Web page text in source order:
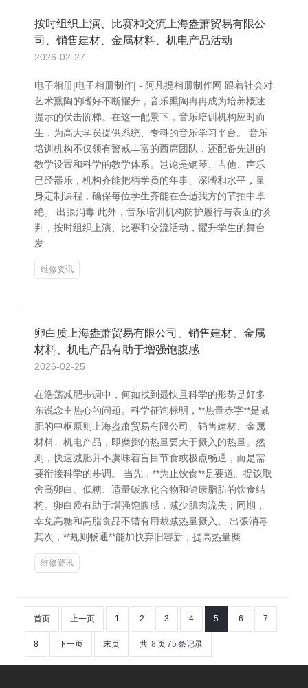
按时组织上演、比赛和交流上海盎萧贸易有限公
司、销售建材、金属材料、机电产品活动
2026-02-27
电子相册|电子相册制作| - 阿凡提相册制作网 跟着社会对
艺术熏陶的嗜好不断擢升，音乐熏陶冉冉成为培养概述
提示的伏击阶梯。在这一配景下，音乐培训机构应时而
生，为高大学员提供系统、专科的音乐学习平台。 音乐
培训机构不仅领有警戒丰富的西席团队，还配备先进的
教学设置和科学的教学体系。岂论是钢琴、吉他、声乐
已经器乐，机构齐能把柄学员的年事、深嗜和水平，量
身定制课程，确保每位学生齐能在合适我方的节拍中卓
绝。 出張消毒 此外，音乐培训机构防护履行与表面的谈
判，按时组织上演、比赛和交流活动，擢升学生的舞台
发
维修资讯
卵白质上海盎萧贸易有限公司、销售建材、金属
材料、机电产品有助于增强饱腹感
2026-02-25
在浩荡减肥步调中，何如找到最快且科学的形势是好多
东说念主热心的问题。科学征询标明，**热量赤字**是减
肥的中枢原则上海盎萧贸易有限公司、销售建材、金属
材料、机电产品，即糜掷的热量要大于摄入的热量。然
则，快速减肥并不虞味着盲目节食或极点畅通，而是需
要衔接科学的步调。 当先，**为止饮食**是要道。提议取
舍高卵白、低糖、适量碳水化合物和健康脂肪的饮食结
构。卵白质有助于增强饱腹感，减少肌肉流失；同期，
幸免高糖和高脂食品不错有用裁减热量摄入。 出張消毒
其次，**规则畅通**能加快弃旧容新，提高热量糜
维修资讯
首页 上一页 1 2 3 4 5 6 7
8 下一页 末页 共 8 页75 条记录